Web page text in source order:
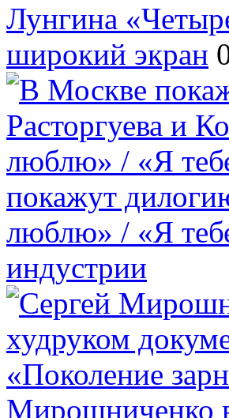
Лунгина
широкий экран
покажут
люблю» / «Я
индустрии
Мирошниченко